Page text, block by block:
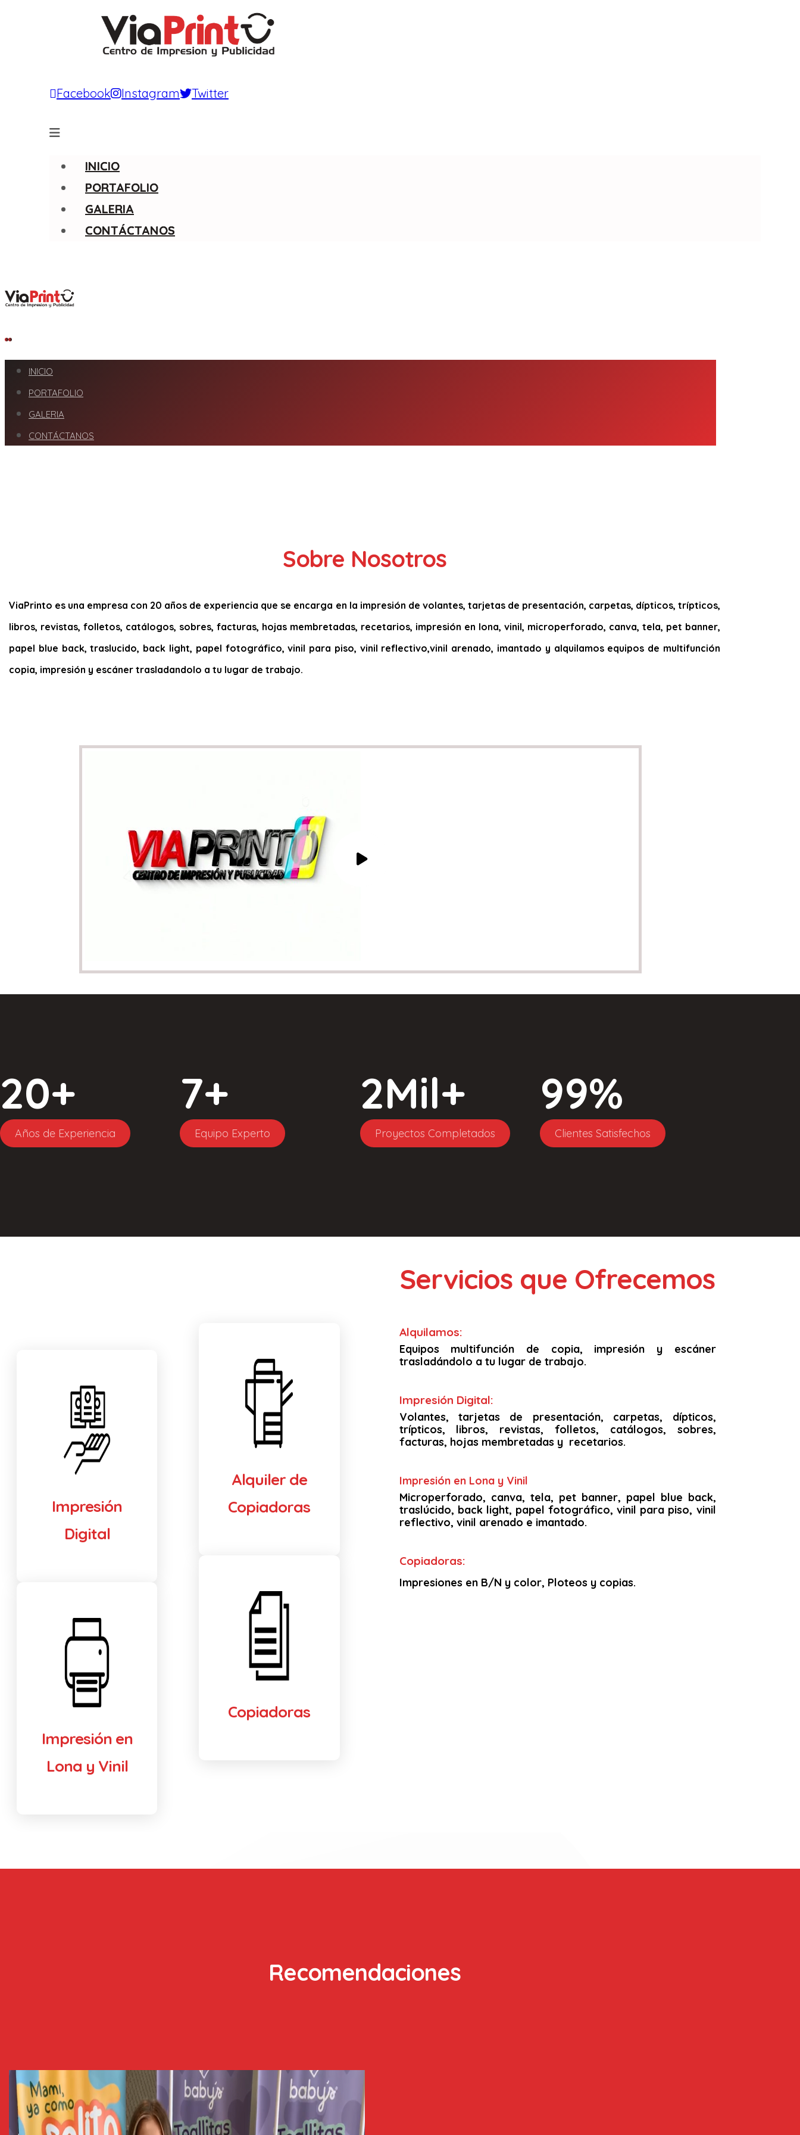
Facebook Instagram Twitter
INICIO
PORTAFOLIO
GALERIA
CONTÁCTANOS
INICIO
PORTAFOLIO
GALERIA
CONTÁCTANOS
Sobre Nosotros
ViaPrinto es una empresa con 20 años de experiencia que se encarga en la impresión de volantes, tarjetas de presentación, carpetas, dípticos, trípticos,
libros, revistas, folletos, catálogos, sobres, facturas, hojas membretadas, recetarios, impresión en lona, vinil, microperforado, canva, tela, pet banner,
papel blue back, traslucido, back light, papel fotográfico, vinil para piso, vinil reflectivo,vinil arenado, imantado y alquilamos equipos de multifunción
copia, impresión y escáner trasladandolo a tu lugar de trabajo.
20+
Años de Experiencia
7+
Equipo Experto
2Mil+
Proyectos Completados
99%
Clientes Satisfechos
Impresión
Digital
Impresión en
Lona y Vinil
Alquiler de
Copiadoras
Copiadoras
Servicios que Ofrecemos
Alquilamos:
Equipos multifunción de copia, impresión y escáner
trasladándolo a tu lugar de trabajo.
Impresión Digital:
Volantes, tarjetas de presentación, carpetas, dípticos,
trípticos, libros, revistas, folletos, catálogos, sobres,
facturas, hojas membretadas y recetarios.
Impresión en Lona y Vinil
Microperforado, canva, tela, pet banner, papel blue back,
traslúcido, back light, papel fotográfico, vinil para piso, vinil
reflectivo, vinil arenado e imantado.
Copiadoras:
Impresiones en B/N y color, Ploteos y copias.
Recomendaciones